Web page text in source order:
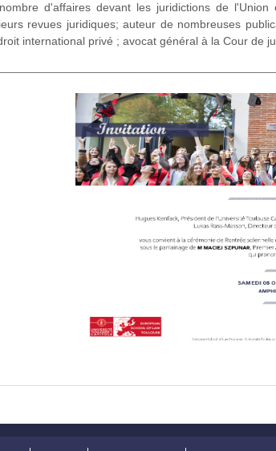
d'affaires devant les juridictions de
revues juridiques; auteur de nombreuses
international privé ; avocat général à la Cour de